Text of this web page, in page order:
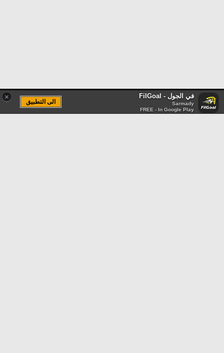
× في الجول - FilGoal
Sarmady
FREE - In Google Play
الى التطبيق